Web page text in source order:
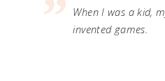
When I was a kid,
invented games.